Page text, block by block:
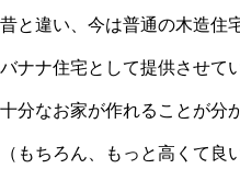
昔と違い、今は普通の木造住
バナナ住宅として提供させて
十分なお家が作れることが分
（もちろん、もっと高くて良